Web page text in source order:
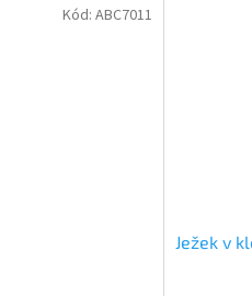
Kód: ABC7011
Ježek v